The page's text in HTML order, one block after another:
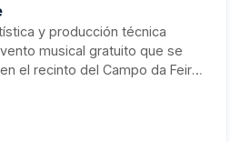
y producción técnica
musical gratuito que se
el recinto del Campo da Feira.
toda la producción técnica
ininterrumpidamente